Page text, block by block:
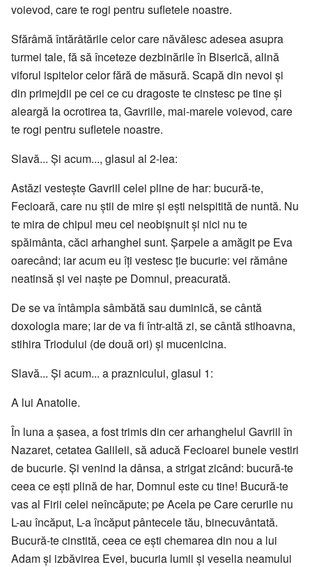
voievod, care te rogi pentru sufletele noastre.
Sfărâmă întărâtările celor care năvălesc adesea asupra
turmei tale, fă să înceteze dezbinările în Biserică, alină
viforul ispitelor celor fără de măsură. Scapă din nevoi şi
din primejdii pe cei ce cu dragoste te cinstesc pe tine şi
aleargă la ocrotirea ta, Gavriile, mai-marele voievod, care
te rogi pentru sufletele noastre.
Slavă... Și acum..., glasul al 2-lea:
Astăzi vesteşte Gavriil celei pline de har: bucură-te,
Fecioară, care nu ştii de mire şi eşti neispitită de nuntă. Nu
te mira de chipul meu cel neobişnuit şi nici nu te
spăimânta, căci arhanghel sunt. Șarpele a amăgit pe Eva
oarecând; iar acum eu îţi vestesc ţie bucurie: vei rămâne
neatinsă şi vei naşte pe Domnul, preacurată.
De se va întâmpla sâmbătă sau duminică, se cântă
doxologia mare; iar de va fi într-altă zi, se cântă stihoavna,
stihira Triodului (de două ori) şi mucenicina.
Slavă... Și acum... a praznicului, glasul 1:
A lui Anatolie.
În luna a şasea, a fost trimis din cer arhanghelul Gavriil în
Nazaret, cetatea Galileii, să aducă Fecioarei bunele vestiri
de bucurie. Și venind la dânsa, a strigat zicând: bucură-te
ceea ce eşti plină de har, Domnul este cu tine! Bucură-te
vas al Firii celei neîncăpute; pe Acela pe Care cerurile nu
L-au încăput, L-a încăput pântecele tău, binecuvântată.
Bucură-te cinstită, ceea ce eşti chemarea din nou a lui
Adam şi izbăvirea Evei, bucuria lumii şi veselia neamului